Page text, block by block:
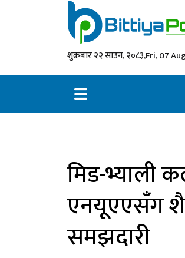
शुक्रबार २२ साउन, २०८३,Fri, 07
मिड-भ्याली
एनयूएएसँग
समझदारी